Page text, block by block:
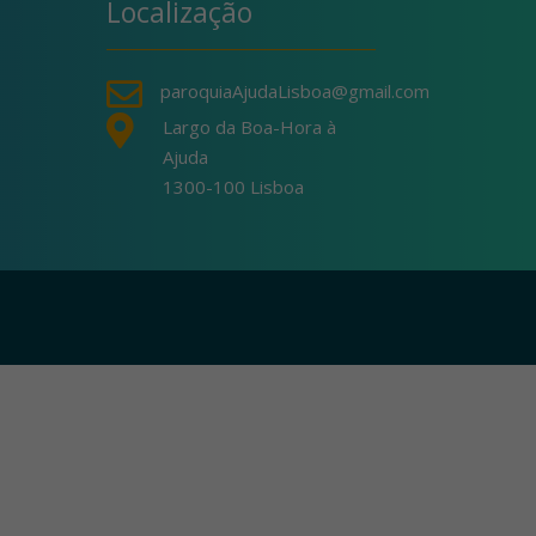
Localização
 paroquiaAjudaLisboa@gmail.com

Largo da Boa-Hora à
Ajuda
1300-100 Lisboa